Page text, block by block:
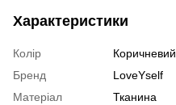
Характеристики
Колір
Коричневий
Бренд
LoveYself
Матеріал
Тканина